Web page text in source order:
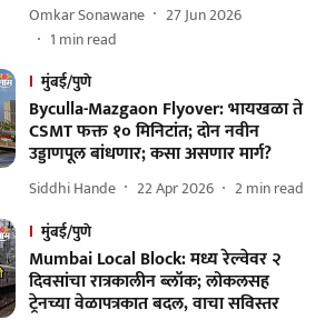
Omkar Sonawane
27 Jun 2026
1 min read
मुंबई/पुणे
Byculla-Mazgaon Flyover: भायखळा ते
CSMT फक्त १० मिनिटांत; दोन नवीन
उड्डाणपूल बांधणार; कसा असणार मार्ग?
Siddhi Hande 22 Apr 2026 2min read
मुंबई/पुणे
Mumbai Local Block: मध्य रेल्वेवर २
दिवसांचा रात्रकालीन ब्लॉक; लोकलसह
ट्रेनच्या वेळापत्रकात बदल, वाचा सविस्तर